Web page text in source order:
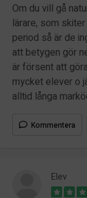
Om du vill gå
lärare, som
period så är de
att betygen gör
är försent att
mycket elever o
alltid långa
Kommentera
Elev